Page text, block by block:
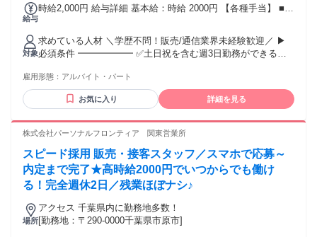
給与
時給2,000円 給与詳細 基本給：時給 2000円 【各種手当】 ■交
賞与】 ■昇給：年2回 ■賞与：年2回（夏・冬） ■インセンティ
ブ制度あり
対象
求めている人材 ＼学歴不問！販売/通信業界未経験歓迎／ ▶
必須条件 ━━━━━━ ✅土日祝を含む週3日勤務ができる方
売、接客、営業経験がある方 ✅スマホや通信業界に興味があ
る方 ✅イベントの雰囲気が好きな方 ✅チームで働くことが好
きな方 ▶その他 ━━━━━━ ✅日本語能力試験(JLPT) N1を
✅日本語（漢字含む）マニュアルの 理解ができる方
雇用形態： アルバイト・パート
お気に入り 詳細を見る
株式会社パーソナルフロンティア 関東営業所
スピード採用 販売・接客スタッフ／スマホで応募～
内定まで完了★高時給2000円でいつからでも働け
る！完全週休2日／残業ほぼナシ♪
場所
アクセス 千葉県内に勤務地多数！
[勤務地：〒290-0000千葉県市原市]